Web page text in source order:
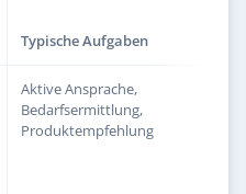
Typische Aufgaben
Aktive Ansprache,
Bedarfsermittlung,
Produktempfehlung